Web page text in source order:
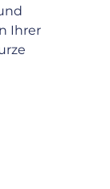
Ihrer